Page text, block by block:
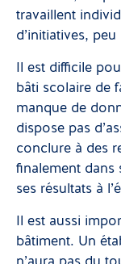
travaillent
d’initiatives,
Il est difficile
bâti scolaire de
manque de
dispose pas
conclure à des
finalement dans
ses résultats à
Il est aussi
bâtiment. Un